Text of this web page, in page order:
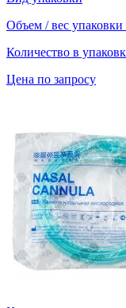
Объем / вес упаковки
Количество в
Цена по запросу